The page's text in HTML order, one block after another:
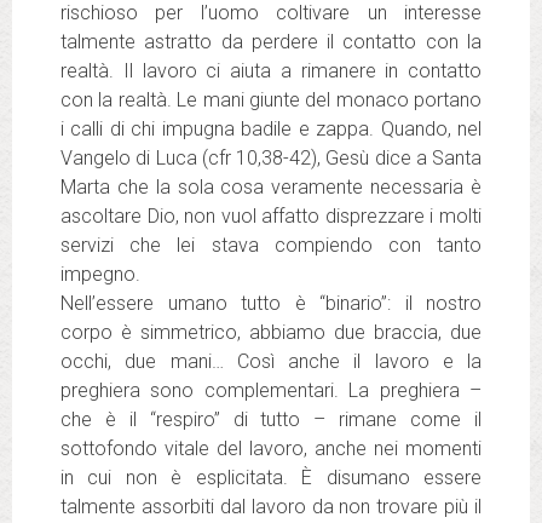
rischioso per l’uomo coltivare un interesse
talmente astratto da perdere il contatto con la
realtà. Il lavoro ci aiuta a rimanere in contatto
con la realtà. Le mani giunte del monaco portano
i calli di chi impugna badile e zappa. Quando, nel
Vangelo di Luca (cfr 10,38-42), Gesù dice a Santa
Marta che la sola cosa veramente necessaria è
ascoltare Dio, non vuol affatto disprezzare i molti
servizi che lei stava compiendo con tanto
impegno.
Nell’essere umano tutto è “binario”: il nostro
corpo è simmetrico, abbiamo due braccia, due
occhi, due mani… Così anche il lavoro e la
preghiera sono complementari. La preghiera –
che è il “respiro” di tutto – rimane come il
sottofondo vitale del lavoro, anche nei momenti
in cui non è esplicitata. È disumano essere
talmente assorbiti dal lavoro da non trovare più il